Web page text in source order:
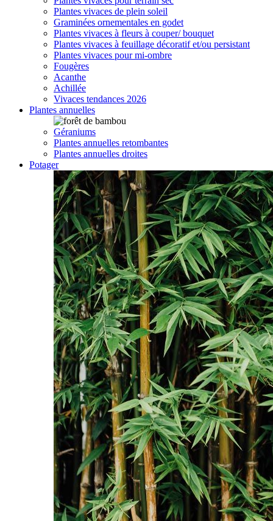
Plantes vivaces de plein soleil
Graminées ornementales en godet
Plantes vivaces à fleurs à couper/ bouquet
Plantes vivaces à feuillage décoratif et/ou persistant
Plantes vivaces pour mi-ombre
Fougères
Acanthe
Achillée
Vivaces tendances 2026
Plantes annuelles
Géraniums
Plantes annuelles retombantes
Plantes annuelles droites
Potager